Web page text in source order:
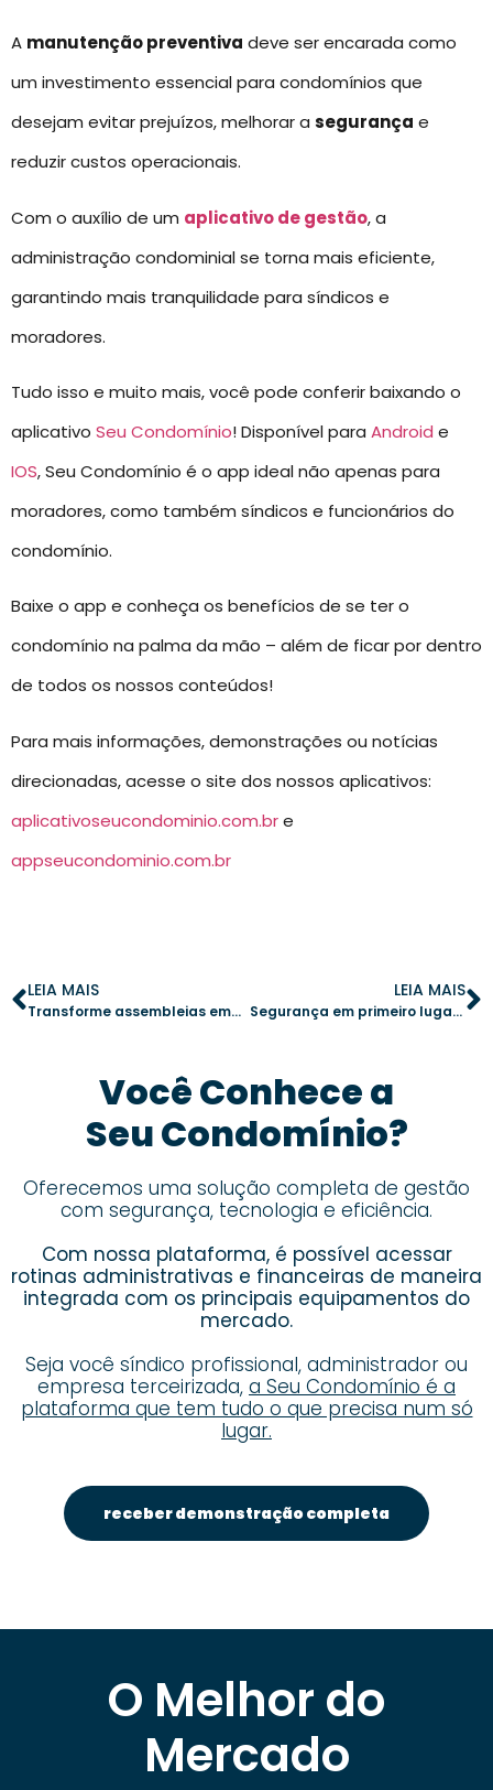
A manutenção preventiva deve ser encarada como
um investimento essencial para condomínios que
desejam evitar prejuízos, melhorar a segurança e
reduzir custos operacionais.
Com o auxílio de um aplicativo de gestão, a
administração condominial se torna mais eficiente,
garantindo mais tranquilidade para síndicos e
moradores.
Tudo isso e muito mais, você pode conferir baixando o
aplicativo Seu Condomínio! Disponível para Android e
IOS, Seu Condomínio é o app ideal não apenas para
moradores, como também síndicos e funcionários do
condomínio.
Baixe o app e conheça os benefícios de se ter o
condomínio na palma da mão – além de ficar por dentro
de todos os nossos conteúdos!
Para mais informações, demonstrações ou notícias
direcionadas, acesse o site dos nossos aplicativos:
aplicativoseucondominio.com.bre
appseucondominio.com.br
LEIA MAIS
Transforme assembleias em momentos produtivos: estratégias para evitar conflitos
LEIA MAIS
Segurança em primeiro lugar: 10 ações para evitar incêndios em condomínios
Você Conhece a
Seu Condomínio?
Oferecemos uma solução completa de gestão
com segurança, tecnologia e eficiência.
Com nossa plataforma, é possível acessar
rotinas administrativas e financeiras de maneira
integrada com os principais equipamentos do
mercado.
Seja você síndico profissional, administrador ou
empresa terceirizada, a Seu Condomínio é a
plataforma que tem tudo o que precisa num só
lugar.
receber demonstração completa
O Melhor do
Mercado